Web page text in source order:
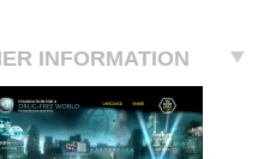
INFORMATION